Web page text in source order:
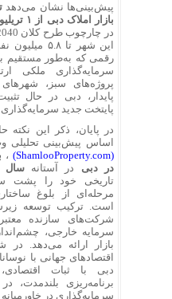
پیش‌بینی‌ها نشان می‌دهد
بازار املاک دبی از ۱ تریلیون دلار عبور خواهد کرد.
این شهر تا
رقمی که به‌طور مستقیم
سرمایه‌گذاری ملکی
پروژه‌های سبز،
پایدار، دبی در حال
پایتخت جدید
در پایان، ذکر این
اساس پیش‌بینی تحلیلی
(ShamlooProperty.com)
،
در دبی در آستانهسال
تاریخی خود را پشت
مرحله‌ای از بلوغ
است. ترکیب توسعه
شرکت‌های سازنده
سرمایه خارجی،
بازار ارائه می‌دهد. در
اقتصادهای جهانی با
دبی با ثبات
برنامه‌ریزی بلندمدت،
سرمایه‌گذاری در